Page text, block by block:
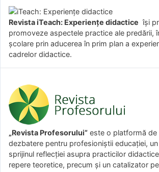
Revista iTeach: Experienţe didactice îşi
promoveze aspectele practice ale predării,
şcolare prin aducerea în prim plan a
cadrelor didactice.
„Revista Profesorului” este o platformă de
dezbatere pentru profesioniștii educației,
sprijinul reflecției asupra practicilor
repere teoretice, precum și un catalizator